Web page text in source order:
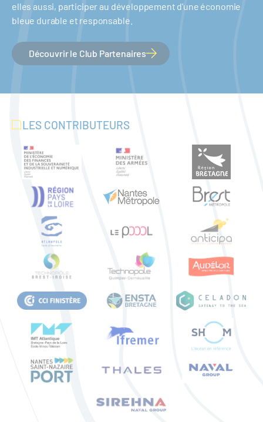
elles aussi, participer au développement d'une économie
bleue durable et responsable.
Découvrir le Club Partenaires
LES CONTRIBUTEURS